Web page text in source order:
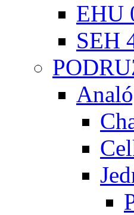
EHU
SEH